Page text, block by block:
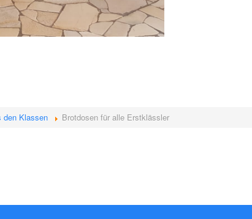
den Klassen Brotdosen für alle Erstklässler